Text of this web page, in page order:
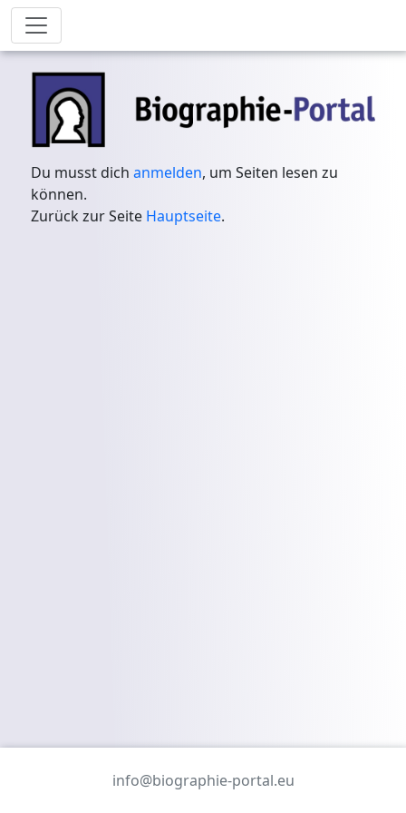
Du musst dichanmelden, um Seiten lesen zu
können.
Zurück zur Seite Hauptseite.
info@biographie-portal.eu